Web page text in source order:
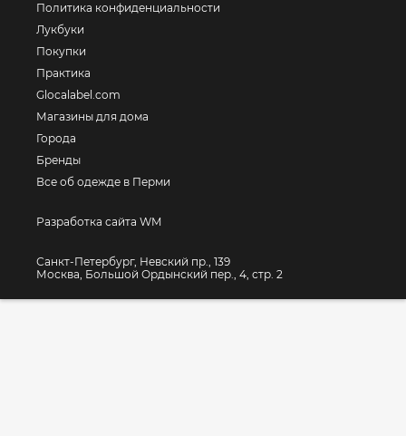
Политика конфиденциальности
Лукбуки
Покупки
Практика
Glocalabel.com
Магазины для дома
Города
Бренды
Все об одежде в Перми
Разработка сайта WM
Санкт-Петербург, Невский пр., 139
Москва, Большой Ордынский пер., 4, стр. 2